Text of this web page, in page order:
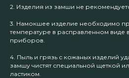
2. Изделия из замши не
3. Намокшее изделие необходимо
температуре в расправленном виде
приборов.
4. Пыль и грязь с кожаных изделий
замшу чистят специальной щеткой
ластиком.